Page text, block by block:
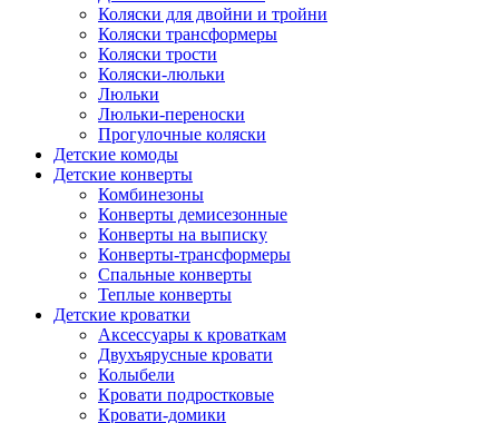
Коляски для двойни и тройни
Коляски трансформеры
Коляски трости
Коляски-люльки
Люльки
Люльки-переноски
Прогулочные коляски
Детские комоды
Детские конверты
Комбинезоны
Конверты демисезонные
Конверты на выписку
Конверты-трансформеры
Спальные конверты
Теплые конверты
Детские кроватки
Аксессуары к кроваткам
Двухъярусные кровати
Колыбели
Кровати подростковые
Кровати-домики